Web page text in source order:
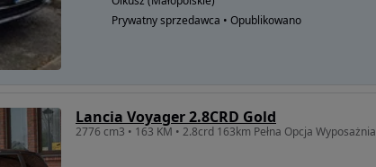
Prywatny sprzedawca • Opublikowano
Lancia Voyager 2.8CRD Gold
2776 cm3 • 163 KM • 2.8crd 163km Pełna Opcja Wyposażnia